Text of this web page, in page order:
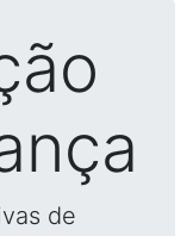
de